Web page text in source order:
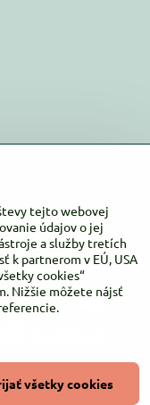
osobných údajov
tejto webovej
údajov o jej
a služby tretích
k partnerom v EÚ, USA
cookies“
Nižšie môžete nájsť
všetky cookies